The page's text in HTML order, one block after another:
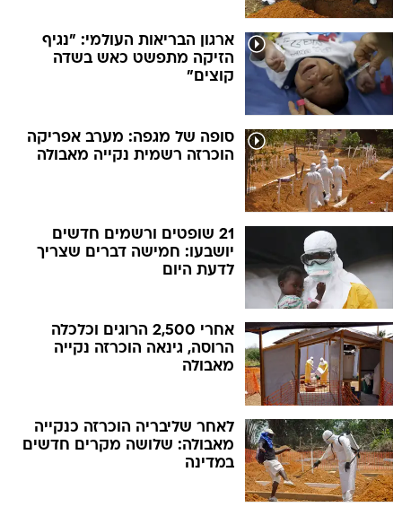
ארגון הבריאות העולמי: "נגיף
הזיקה מתפשט כאש בשדה
קוצים"
סופה של מגפה: מערב אפריקה
הוכרזה רשמית נקייה מאבולה
21 שופטים ורשמים חדשים
יושבעו: חמישה דברים שצריך
לדעת היום
אחרי 2,500 הרוגים וכלכלה
הרוסה, גינאה הוכרזה נקייה
מאבולה
לאחר שליבריה הוכרזה כנקייה
מאבולה: שלושה מקרים חדשים
במדינה